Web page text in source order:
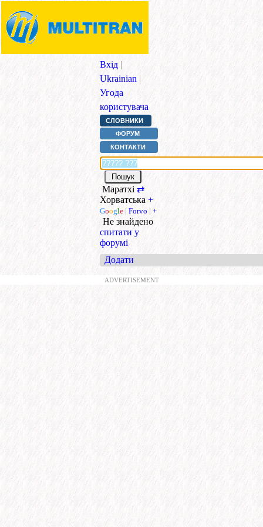
Вхід |
Ukrainian |
Угода
користувача
СЛОВНИКИ
ФОРУМ
КОНТАКТИ
Маратхі ⇄
Хорватська +
Google | Forvo | +
Не знайдено
спитати у
форумі
Додати
ADVERTISEMENT